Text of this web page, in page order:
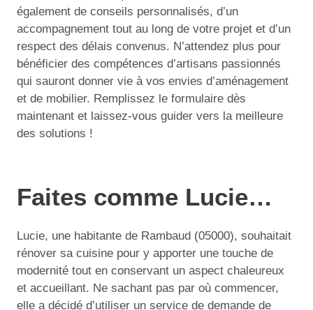
également de conseils personnalisés, d’un
accompagnement tout au long de votre projet et d’un
respect des délais convenus. N’attendez plus pour
bénéficier des compétences d’artisans passionnés
qui sauront donner vie à vos envies d’aménagement
et de mobilier. Remplissez le formulaire dès
maintenant et laissez-vous guider vers la meilleure
des solutions !
Faites comme Lucie…
Lucie, une habitante de Rambaud (05000), souhaitait
rénover sa cuisine pour y apporter une touche de
modernité tout en conservant un aspect chaleureux
et accueillant. Ne sachant pas par où commencer,
elle a décidé d’utiliser un service de demande de